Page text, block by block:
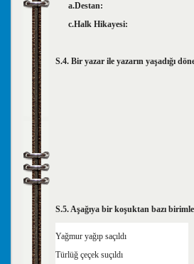
a.Destan:
c.Halk
S.4. Bir yazar ile yazarın yaşadığı
S.5. Aşağıya bir koşuktan bazı
Yağmur yağıp saçıldı
Türlüğ çeçek suçıldı